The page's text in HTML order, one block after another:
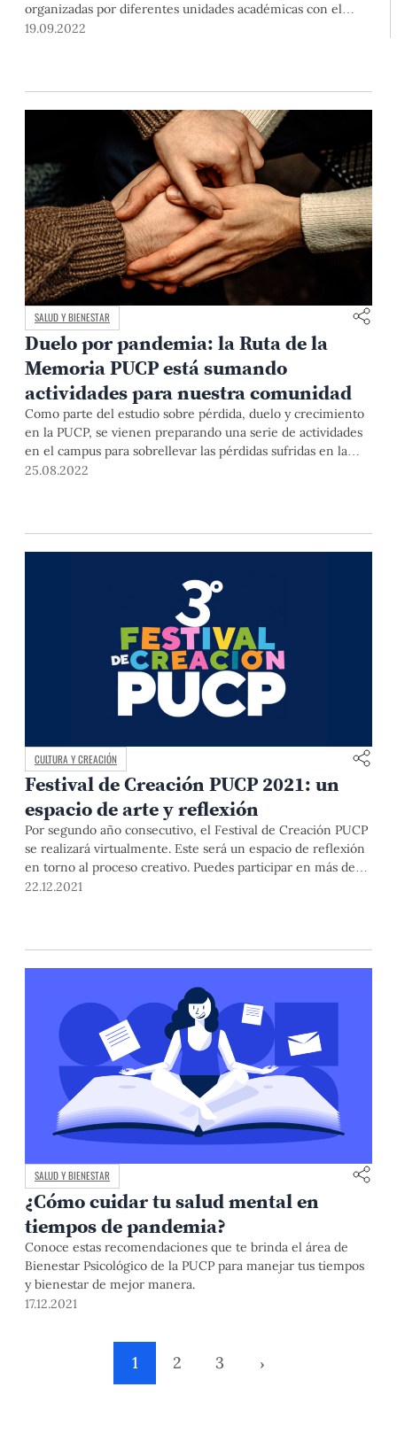
organizadas por diferentes unidades académicas con el
respaldo del Vicerrectorado Académico. A las 2 p.m. nos
19.09.2022
SALUD Y BIENESTAR
Duelo por pandemia: la Ruta de la
Memoria PUCP está sumando
actividades para nuestra comunidad
Como parte del estudio sobre pérdida, duelo y crecimiento
en la PUCP, se vienen preparando una serie de actividades
en el campus para sobrellevar las pérdidas sufridas en la
pandemia. La comunidad PUCP está invitada a sumarse.
25.08.2022
CULTURA Y CREACIÓN
Festival de Creación PUCP 2021: un
espacio de arte y reflexión
Por segundo año consecutivo, el Festival de Creación PUCP
se realizará virtualmente. Este será un espacio de reflexión
en torno al proceso creativo. Puedes participar en más de
30 actividades este 21 y 22 de diciembre.
22.12.2021
SALUD Y BIENESTAR
¿Cómo cuidar tu salud mental en
tiempos de pandemia?
Conoce estas recomendaciones que te brinda el área de
Bienestar Psicológico de la PUCP para manejar tus tiempos
y bienestar de mejor manera.
17.12.2021
1 2 3 ›